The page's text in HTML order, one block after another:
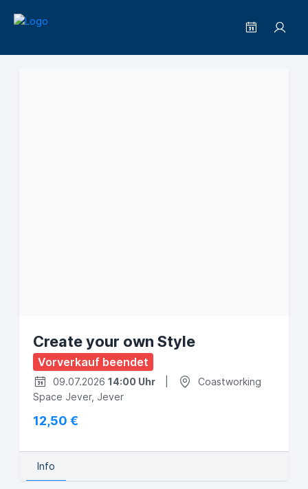
Create your own Style
Vorverkauf beendet
09.07.2026 14:00 Uhr
Coastworking
Space Jever, Jever
12,50 €
Info